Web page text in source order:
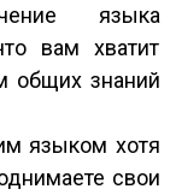
языка
вам хватит
общих знаний
языком хотя
свои